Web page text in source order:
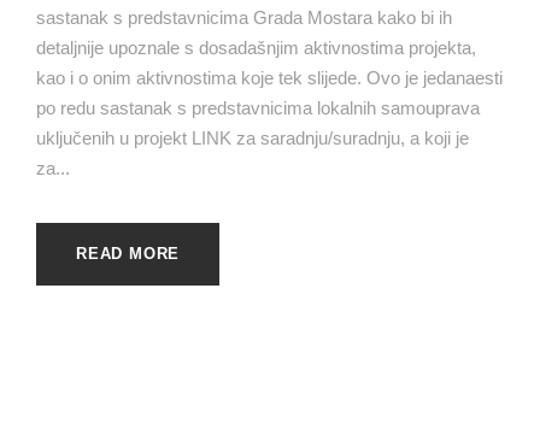
sastanak s predstavnicima Grada Mostara kako bi ih
detaljnije upoznale s dosadašnjim aktivnostima projekta,
kao i o onim aktivnostima koje tek slijede. Ovo je jedanaesti
po redu sastanak s predstavnicima lokalnih samouprava
uključenih u projekt LINK za saradnju/suradnju, a koji je
za...
READ MORE